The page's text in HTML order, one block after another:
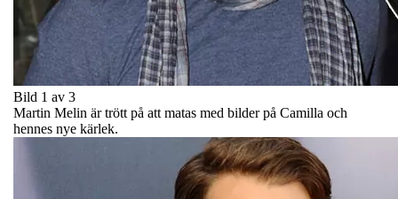
Bild 1 av 3
Martin Melin är trött på att matas med bilder på Camilla och
hennes nye kärlek.